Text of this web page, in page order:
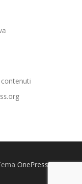
OnePressdi